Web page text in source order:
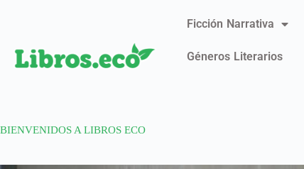
Ficción Narrativa
Géneros Literarios
BIENVENIDOS A LIBROS ECO